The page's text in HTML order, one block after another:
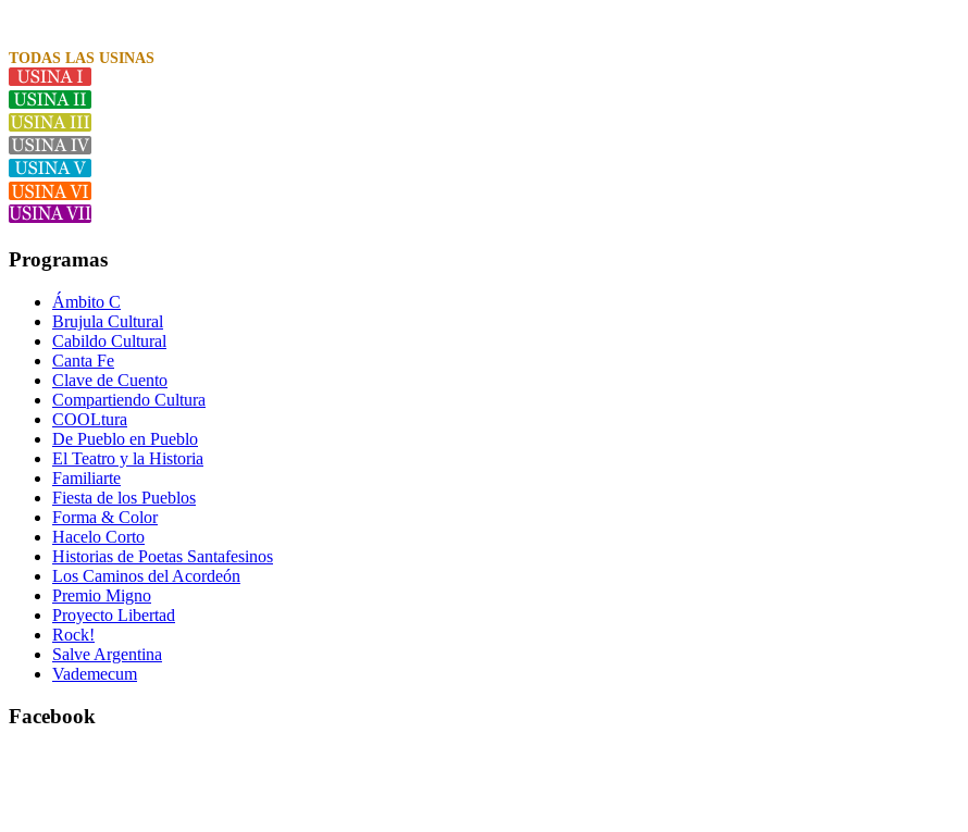
TODAS LAS USINAS
Programas
Ámbito C
Brujula Cultural
Cabildo Cultural
Canta Fe
Clave de Cuento
Compartiendo Cultura
COOLtura
De Pueblo en Pueblo
El Teatro y la Historia
Familiarte
Fiesta de los Pueblos
Forma & Color
Hacelo Corto
Historias de Poetas Santafesinos
Los Caminos del Acordeón
Premio Migno
Proyecto Libertad
Rock!
Salve Argentina
Vademecum
Facebook